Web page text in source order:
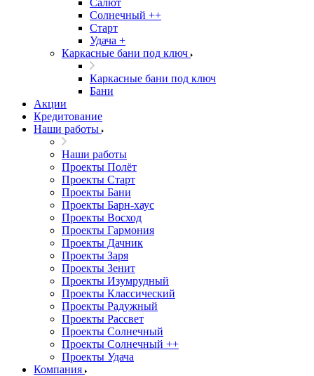
Салют
Солнечный ++
Старт
Удача +
Каркасные бани под ключ
Каркасные бани под ключ
Бани
Акции
Кредитование
Наши работы
Наши работы
Проекты Полёт
Проекты Старт
Проекты Бани
Проекты Барн-хаус
Проекты Восход
Проекты Гармония
Проекты Дачник
Проекты Заря
Проекты Зенит
Проекты Изумрудный
Проекты Классический
Проекты Радужный
Проекты Рассвет
Проекты Солнечный
Проекты Солнечный ++
Проекты Удача
Компания